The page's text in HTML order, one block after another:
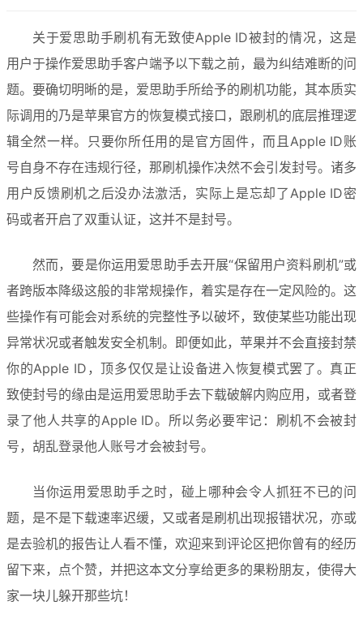
关于爱思助手刷机有无致使Apple ID被封的情况，这是
用户于操作爱思助手客户端予以下载之前，最为纠结难断的问
题。要确切明晰的是，爱思助手所给予的刷机功能，其本质实
际调用的乃是苹果官方的恢复模式接口，跟刷机的底层推理逻
辑全然一样。只要你所任用的是官方固件，而且Apple ID账
号自身不存在违规行径，那刷机操作决然不会引发封号。诸多
用户反馈刷机之后没办法激活，实际上是忘却了Apple ID密
码或者开启了双重认证，这并不是封号。
然而，要是你运用爱思助手去开展“保留用户资料刷机”或
者跨版本降级这般的非常规操作，着实是存在一定风险的。这
些操作有可能会对系统的完整性予以破坏，致使某些功能出现
异常状况或者触发安全机制。即便如此，苹果并不会直接封禁
你的Apple ID，顶多仅仅是让设备进入恢复模式罢了。真正
致使封号的缘由是运用爱思助手去下载破解内购应用，或者登
录了他人共享的Apple ID。所以务必要牢记：刷机不会被封
号，胡乱登录他人账号才会被封号。
当你运用爱思助手之时，碰上哪种会令人抓狂不已的问
题，是不是下载速率迟缓，又或者是刷机出现报错状况，亦或
是去验机的报告让人看不懂，欢迎来到评论区把你曾有的经历
留下来，点个赞，并把这本文分享给更多的果粉朋友，使得大
家一块儿躲开那些坑！